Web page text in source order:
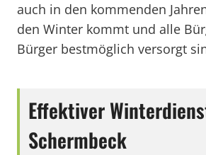
auch in den kommenden
den Winter kommt und alle
Bürger bestmöglich versorgt
Effektiver
Schermbeck